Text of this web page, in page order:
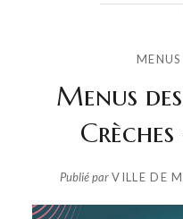
Menus
Publié parVILLE DE